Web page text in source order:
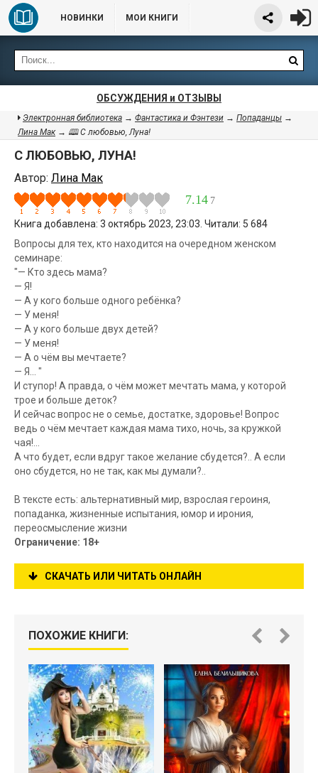
НОВИНКИ МОИ КНИГИ
ОБСУЖДЕНИЯ и ОТЗЫВЫ
Электронная библиотека → Фантастика и Фэнтези → Попаданцы →
Лина Мак→ 🕮 С любовью, Луна!
С ЛЮБОВЬЮ, ЛУНА!
Автор: Лина Мак
7.14 7
Книга добавлена: 3 октябрь 2023, 23:03. Читали: 5 684
Вопросы для тех, кто находится на очередном женском
семинаре:
"— Кто здесь мама?
— Я!
— А у кого больше одного ребёнка?
— У меня!
— А у кого больше двух детей?
— У меня!
— А о чём вы мечтаете?
— Я… "
И ступор! А правда, о чём может мечтать мама, у которой
трое и больше деток?
И сейчас вопрос не о семье, достатке, здоровье! Вопрос
ведь о чём мечтает каждая мама тихо, ночь, за кружкой
чая!...
А что будет, если вдруг такое желание сбудется?.. А если
оно сбудется, но не так, как мы думали?..
В тексте есть: альтернативный мир, взрослая героиня,
попаданка, жизненные испытания, юмор и ирония,
переосмысление жизни
Ограничение: 18+
СКАЧАТЬ ИЛИ ЧИТАТЬ ОНЛАЙН
ПОХОЖИЕ КНИГИ: